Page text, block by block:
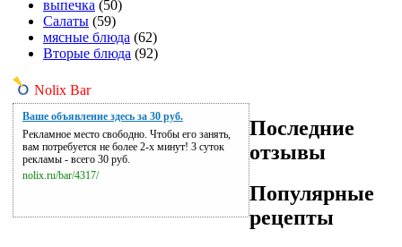
выпечка (50)
Салаты (59)
мясные блюда (62)
Вторые блюда (92)
Nolix Bar
Ваше объявление здесь за 30 руб.
Рекламное место свободно. Чтобы его занять,
вам потребуется не более 2-х минут! 3 суток
рекламы - всего 30 руб.
nolix.ru/bar/4317/
Последние
отзывы
Популярные
рецепты